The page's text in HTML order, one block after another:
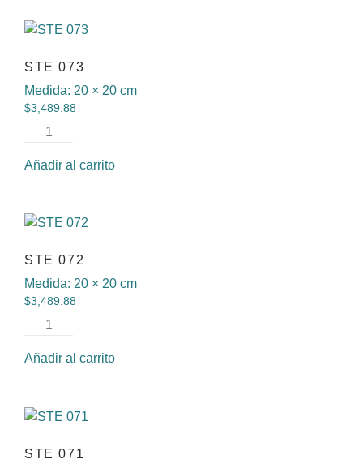
STE 073
Medida: 20 × 20 cm
$3,489.88
Añadir al carrito
STE 072
Medida: 20 × 20 cm
$3,489.88
Añadir al carrito
STE 071